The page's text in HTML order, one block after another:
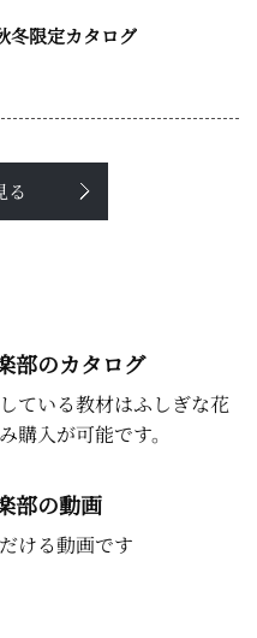
限定カタログ
る
部のカタログ
ている教材はふしぎな花
購入が可能です。
部の動画
ける動画です